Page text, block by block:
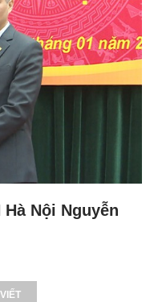
Nội Nguyễn